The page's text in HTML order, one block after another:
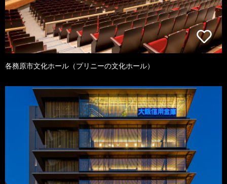
各務原市文化ホール（プリニーの文化ホール）